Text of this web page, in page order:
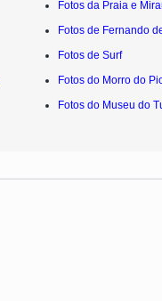
Fotos da Praia e
Fotos de Fernando
Fotos de Surf
Fotos do Morro do
Fotos do Museu do